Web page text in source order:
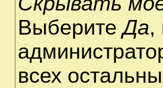
ВыберитеДа,
всех